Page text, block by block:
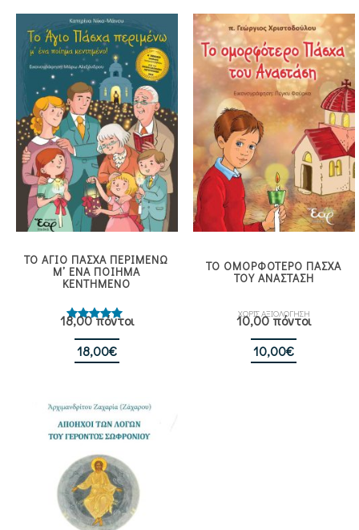
14,00€.είναι:
12,60€.
ΤΟ ΑΓΙΟ ΠΑΣΧΑ ΠΕΡΙΜΕΝΩ
Μ᾿ ΕΝΑ ΠΟΙΗΜΑ
ΚΕΝΤΗΜΕΝΟ
Βαθμολογήθηκε
με5.00
από 5
18,00 πόντοι
18,00€
ΤΟ ΟΜΟΡΦΟΤΕΡΟ ΠΑΣΧΑ
ΤΟΥ ΑΝΑΣΤΑΣΗ
ΧΩΡΙΣ ΑΞΙΟΛΟΓΗΣΗ
10,00 πόντοι
10,00€